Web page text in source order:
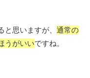
思いますが、 通常の
うがいいですね。